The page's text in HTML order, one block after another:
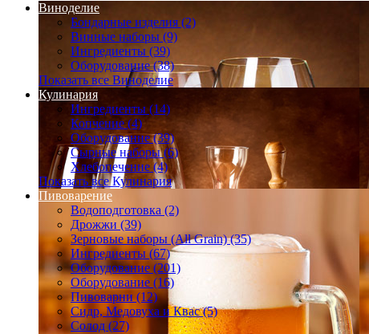
Виноделие
Бондарные изделия (2)
Винные наборы (9)
Ингредиенты (39)
Оборудование (38)
Показать все Виноделие
Кулинария
Ингредиенты (14)
Копчение (4)
Оборудование (39)
Сырные наборы (6)
Хлебопечение (4)
Показать все Кулинария
Пивоварение
Водоподготовка (2)
Дрожжи (39)
Зерновые наборы (All Grain) (35)
Ингредиенты (67)
Оборудование (201)
Оборудование (16)
Пивоварни (12)
Сидр, Медовуха и Квас (5)
Солод (27)